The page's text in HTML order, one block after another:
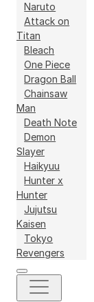
Naruto
Attack on
Titan
Bleach
One Piece
Dragon Ball
Chainsaw
Man
Death Note
Demon
Slayer
Haikyuu
Hunter x
Hunter
Jujutsu
Kaisen
Tokyo
Revengers